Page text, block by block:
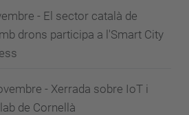
- El sector català de
drons participa a l'Smart City
- Xerrada sobre IoT i
de Cornellà